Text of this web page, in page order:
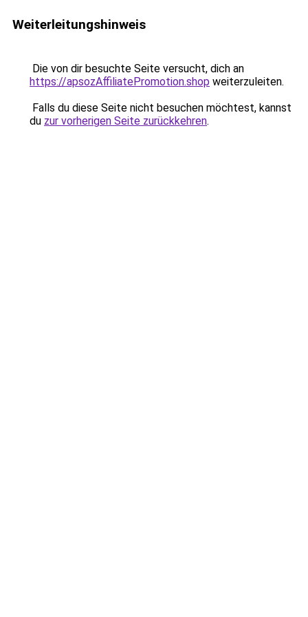
Weiterleitungshinweis
Die von dir besuchte Seite versucht, dich an
https://apsozAffiliatePromotion.shop weiterzuleiten.
Falls du diese Seite nicht besuchen möchtest, kannst
du zur vorherigen Seite zurückkehren.